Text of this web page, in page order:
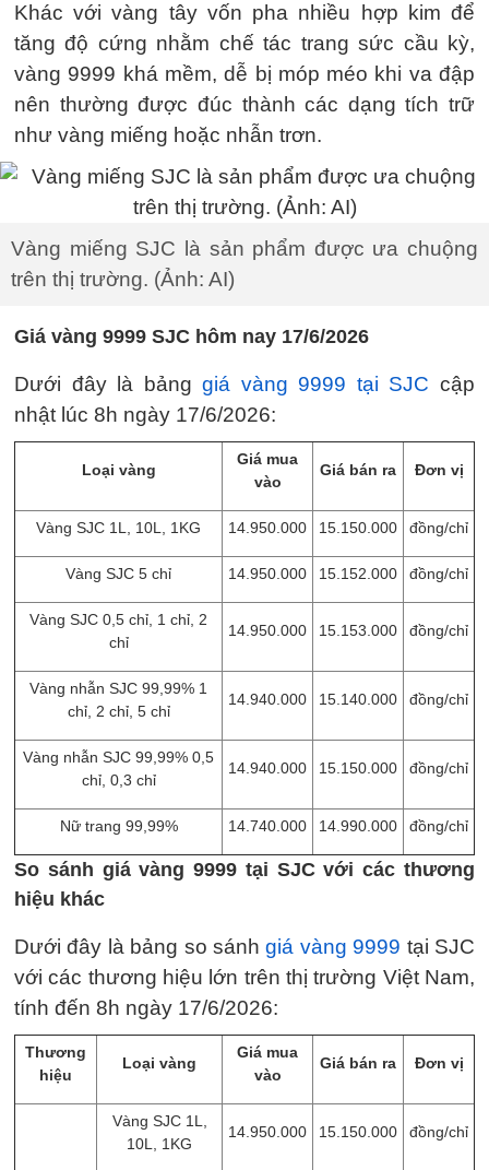
Khác với vàng tây vốn pha nhiều hợp kim để
tăng độ cứng nhằm chế tác trang sức cầu kỳ,
vàng 9999 khá mềm, dễ bị móp méo khi va đập
nên thường được đúc thành các dạng tích trữ
như vàng miếng hoặc nhẫn trơn.
Vàng miếng SJC là sản phẩm được ưa chuộng
trên thị trường. (Ảnh: AI)
Giá vàng 9999 SJC hôm nay 17/6/2026
Dưới đây là bảnggiá vàng 9999 tại SJC cập
nhật lúc 8h ngày 17/6/2026:
Loại vàng
Giá mua
vào
Giá bán ra Đơn vị
Vàng SJC 1L, 10L, 1KG 14.950.000 15.150.000 đồng/chỉ
Vàng SJC 5 chỉ 14.950.000 15.152.000 đồng/chỉ
Vàng SJC 0,5 chỉ, 1 chỉ, 2
chỉ
14.950.000 15.153.000 đồng/chỉ
Vàng nhẫn SJC 99,99% 1
chỉ, 2 chỉ, 5 chỉ
14.940.000 15.140.000 đồng/chỉ
Vàng nhẫn SJC 99,99% 0,5
chỉ, 0,3 chỉ
14.940.000 15.150.000 đồng/chỉ
Nữ trang 99,99% 14.740.000 14.990.000 đồng/chỉ
So sánh giá vàng 9999 tại SJC với các thương
hiệu khác
Dưới đây là bảng so sánhgiá vàng 9999 tại SJC
với các thương hiệu lớn trên thị trường Việt Nam,
tính đến 8h ngày 17/6/2026:
Thương
hiệu
Loại vàng
Giá mua
vào
Giá bán ra Đơn vị
Vàng SJC 1L,
10L, 1KG
14.950.000 15.150.000 đồng/chỉ